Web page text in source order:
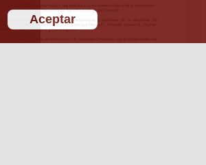
Aceptar